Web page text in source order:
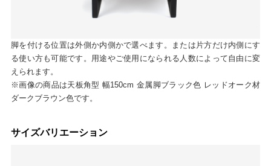
脚を付ける位置は外側か内側かで選べます。または片方だけ内側にす
る使い方も可能です。用途やご使用になられる人数によって自由に変
えられます。
※画像の商品は天板角型 幅150cm 金属脚ブラック色 レッドオーク材
ダークブラウン色です。
サイズバリエーション